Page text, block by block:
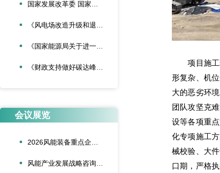
会议展览
项目施工现
形复杂、机
大的恶劣环
团队攻坚克
设等各项重
化专项施工
械校验、大
口期，严格